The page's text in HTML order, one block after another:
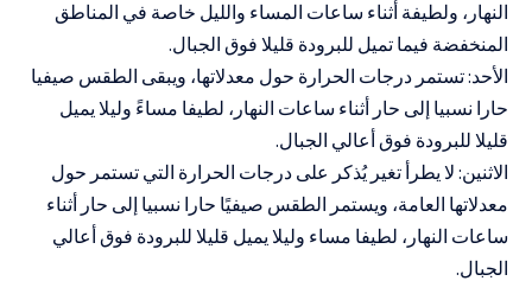
النهار، ولطيفة أثناء ساعات المساء والليل خاصة في المناطق
المنخفضة فيما تميل للبرودة قليلا فوق الجبال.
الأحد: تستمر درجات الحرارة حول معدلاتها، ويبقى الطقس صيفيا
حارا نسبيا إلى حار أثناء ساعات النهار، لطيفا مساءً وليلا يميل
قليلا للبرودة فوق أعالي الجبال.
الاثنين: لا يطرأ تغير يُذكر على درجات الحرارة التي تستمر حول
معدلاتها العامة، ويستمر الطقس صيفيًا حارا نسبيا إلى حار أثناء
ساعات النهار، لطيفا مساء وليلا يميل قليلا للبرودة فوق أعالي
الجبال.